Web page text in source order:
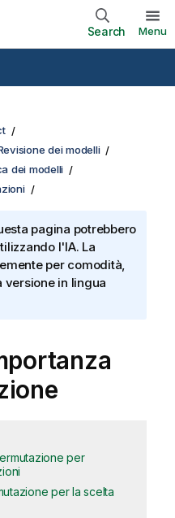
Search Menu
dei modelli
dei modelli
pagina potrebbero
l'IA. La
per comodità,
versione in lingua
per
per la scelta